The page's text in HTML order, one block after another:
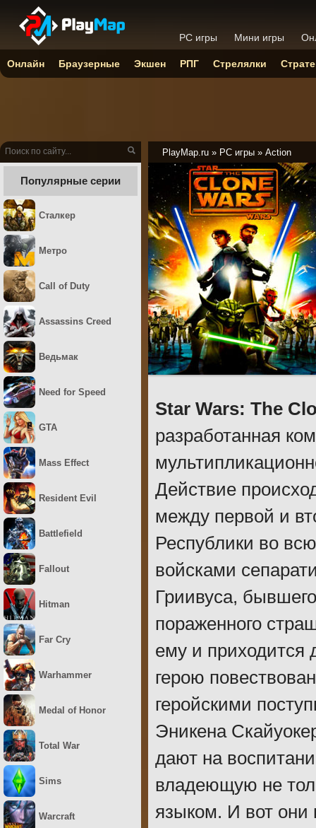
PlayMap.ru » PC игры » Action
Star Wars: The
разработанная
Действие
между первой и
Республики во
войсками
Гриивуса,
пораженного
ему и приходится
герою
геройскими
Эникена
дают на
владеющую не
языком. И вот они
Популярные серии
Сталкер
Метро
Call of Duty
Assassins Creed
Ведьмак
Need for Speed
GTA
Mass Effect
Resident Evil
Battlefield
Fallout
Hitman
Far Cry
Warhammer
Medal of Honor
Total War
Sims
Warcraft
PC игры Мини игры
Онлайн Браузерные Экшен РПГ Стрелялки